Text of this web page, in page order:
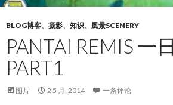
BLOG博客、 摄影、 知识、 風景SCENERY
PANTAI REMIS 一
PART1
图片 2 5 月, 2014 一条评论